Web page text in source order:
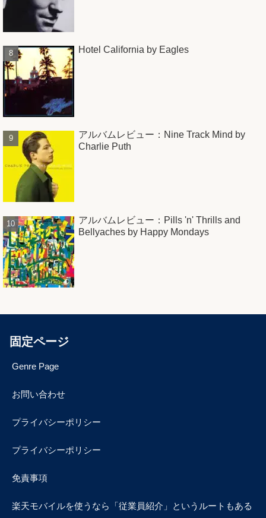
Hotel California by Eagles
アルバムレビュー：Nine Track Mind by
Charlie Puth
アルバムレビュー：Pills 'n' Thrills and
Bellyaches by Happy Mondays
固定ページ
Genre Page
お問い合わせ
プライバシーポリシー
プライバシーポリシー
免責事項
楽天モバイルを使うなら「従業員紹介」というルートもある